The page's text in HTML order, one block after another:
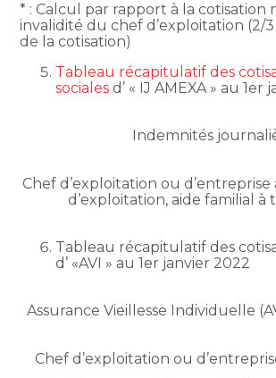
* : Calcul par rapport à la cotisation
invalidité du chef d’exploitation (2/
de la cotisation)
Tableau récapitulatif des
sociales d’ « IJ AMEXA » au 1er
Indemnités
Chef d’exploitation ou
d’exploitation, aide familial
Tableau récapitulatif des
d’ «AVI » au 1er janvier 2022
Assurance Vieillesse Individuelle
Chef d’exploitation ou